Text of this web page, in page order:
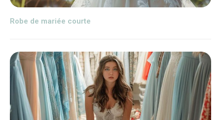
Robe de mariée courte